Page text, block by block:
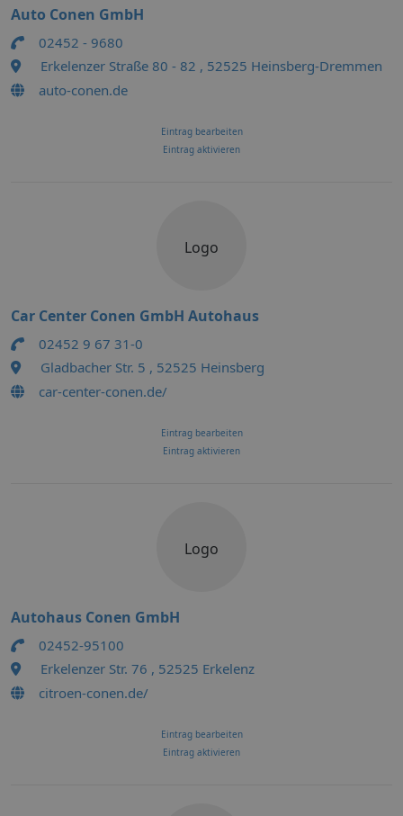
Auto Conen GmbH
02452 - 9680
Erkelenzer Straße 80 - 82 , 52525 Heinsberg-Dremmen
auto-conen.de
Eintrag bearbeiten
Eintrag aktivieren
Logo
Car Center Conen GmbH Autohaus
02452 9 67 31-0
Gladbacher Str. 5 , 52525 Heinsberg
car-center-conen.de/
Eintrag bearbeiten
Eintrag aktivieren
Logo
Autohaus Conen GmbH
02452-95100
Erkelenzer Str. 76 , 52525 Erkelenz
citroen-conen.de/
Eintrag bearbeiten
Eintrag aktivieren